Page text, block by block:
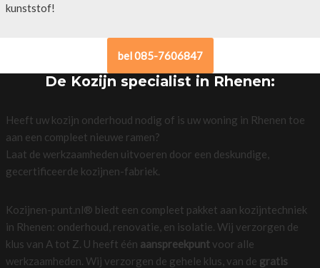
kunststof!
bel 085-7606847
De Kozijn specialist in Rhenen:
Heeft uw kozijn onderhoud nodig of is uw woning in Rhenen toe
aan een compleet nieuwe ramen?
Laat de werkzaamheden uitvoeren door een deskundige,
gecertificeerde kozijnen-fabriek.
Kozijnen-punt.nl® biedt een compleet pakket aan kozijntechniek
in Rhenen: onderhoud, renovatie, en isolatie. Wij verzorgen de
klus van A tot Z. U heeft één aanspreekpuntvoor alle
werkzaamheden. Wij verzorgen de gehele klus, van de gratis